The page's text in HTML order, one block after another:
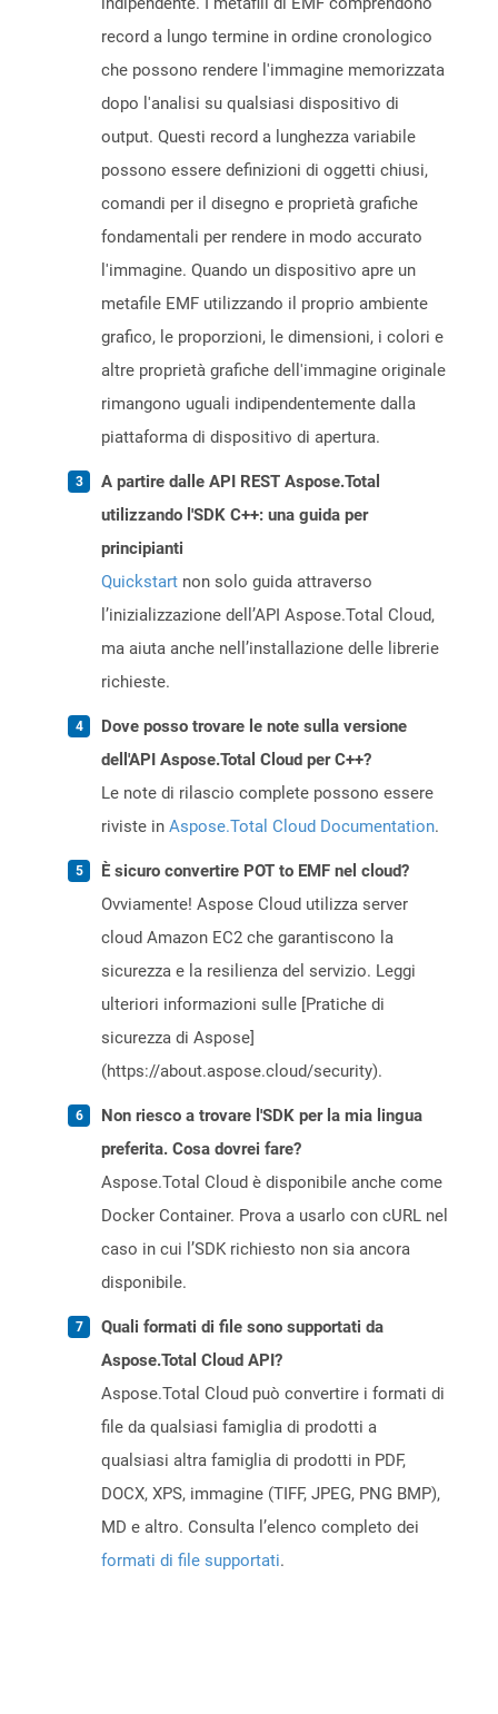
record a lungo termine in ordine cronologico
che possono rendere l'immagine memorizzata
dopo l'analisi su qualsiasi dispositivo di
output. Questi record a lunghezza variabile
possono essere definizioni di oggetti chiusi,
comandi per il disegno e proprietà grafiche
fondamentali per rendere in modo accurato
l'immagine. Quando un dispositivo apre un
metafile EMF utilizzando il proprio ambiente
grafico, le proporzioni, le dimensioni, i colori e
altre proprietà grafiche dell'immagine originale
rimangono uguali indipendentemente dalla
piattaforma di dispositivo di apertura.
A partire dalle API REST Aspose.Total
utilizzando l'SDK C++: una guida per
principianti
Quickstart non solo guida attraverso
l’inizializzazione dell’API Aspose.Total Cloud,
ma aiuta anche nell’installazione delle librerie
richieste.
Dove posso trovare le note sulla versione
dell'API Aspose.Total Cloud per C++?
Le note di rilascio complete possono essere
riviste in Aspose.Total Cloud Documentation.
È sicuro convertire POT to EMF nel cloud?
Ovviamente! Aspose Cloud utilizza server
cloud Amazon EC2 che garantiscono la
sicurezza e la resilienza del servizio. Leggi
ulteriori informazioni sulle [Pratiche di
sicurezza di Aspose]
(https://about.aspose.cloud/security).
Non riesco a trovare l'SDK per la mia lingua
preferita. Cosa dovrei fare?
Aspose.Total Cloud è disponibile anche come
Docker Container. Prova a usarlo con cURL nel
caso in cui l’SDK richiesto non sia ancora
disponibile.
Quali formati di file sono supportati da
Aspose.Total Cloud API?
Aspose.Total Cloud può convertire i formati di
file da qualsiasi famiglia di prodotti a
qualsiasi altra famiglia di prodotti in PDF,
DOCX, XPS, immagine (TIFF, JPEG, PNG BMP),
MD e altro. Consulta l’elenco completo dei
formati di file supportati.